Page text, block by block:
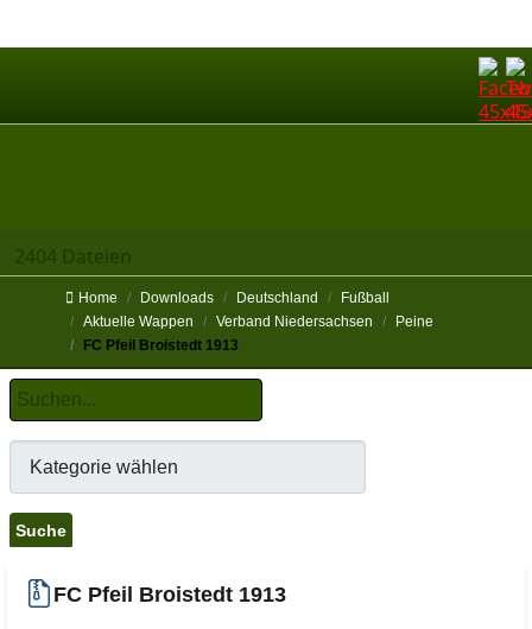
2404 Dateien
Home Downloads Deutschland
Fußball
Aktuelle Wappen
Verband Niedersachsen
Peine
FC Pfeil Broistedt 1913
FC Pfeil Broistedt 1913